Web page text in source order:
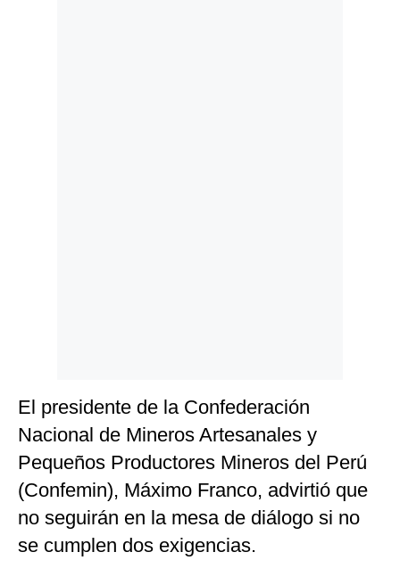
El presidente de la Confederación
Nacional de Mineros Artesanales y
Pequeños Productores Mineros del Perú
(Confemin), Máximo Franco, advirtió que
no seguirán en la mesa de diálogo si no
se cumplen dos exigencias.